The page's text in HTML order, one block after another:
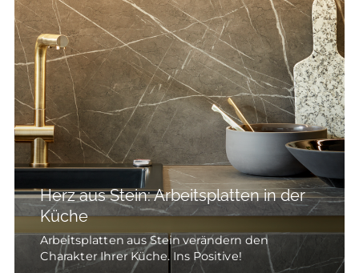
Herz aus Stein: Arbeitsplatten in der
Küche
Arbeitsplatten aus Stein verändern den
Charakter Ihrer Küche. Ins Positive!